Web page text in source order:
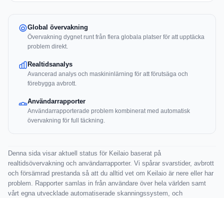
Global övervakning
Övervakning dygnet runt från flera globala platser för att upptäcka
problem direkt.
Realtidsanalys
Avancerad analys och maskininlärning för att förutsäga och
förebygga avbrott.
Användarrapporter
Användarrapporterade problem kombinerat med automatisk
övervakning för full täckning.
Denna sida visar aktuell status för Keilaio baserat på
realtidsövervakning och användarrapporter. Vi spårar svarstider, avbrott
och försämrad prestanda så att du alltid vet om Keilaio är nere eller har
problem. Rapporter samlas in från användare över hela världen samt
vårt egna utvecklade automatiserade skanningssystem, och